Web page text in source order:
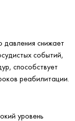
давления снижает
событий,
способствует
реабилитации.
уровень